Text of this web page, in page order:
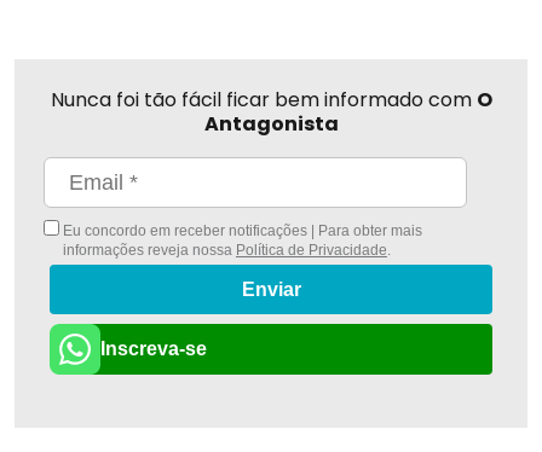
Nunca foi tão fácil ficar bem informado com O
Antagonista
Eu concordo em receber notificações | Para obter mais
informações reveja nossa Política de Privacidade.
Enviar
Inscreva-se